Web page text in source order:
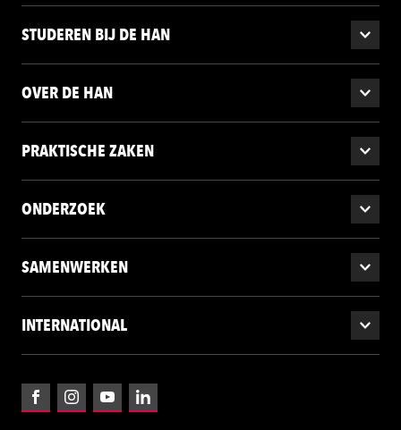
STUDEREN BIJ DE HAN
OVER DE HAN
PRAKTISCHE ZAKEN
ONDERZOEK
SAMENWERKEN
INTERNATIONAL
FacebookInstagramYouTubeLinkedIn